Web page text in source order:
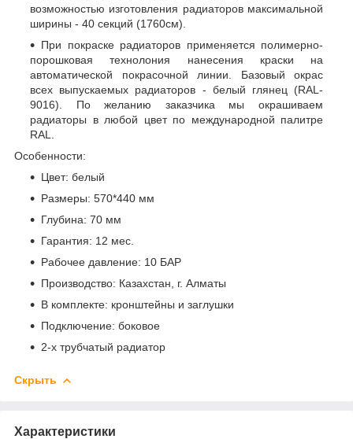
возможностью изготовления радиаторов максимальной
ширины - 40 секций (1760см).
При покраске радиаторов применяется полимерно-
порошковая технолония нанесения краски на
автоматической покрасочной линии. Базовый окрас
всех выпускаемых радиаторов - белый глянец (RAL-
9016). По желанию заказчика мы окрашиваем
радиаторы в любой цвет по международной палитре
RAL.
Особенности:
Цвет: белый
Размеры: 570*440 мм
Глубина: 70 мм
Гарантия: 12 мес.
Рабочее давление: 10 БАР
Производство: Казахстан, г. Алматы
В комплекте: кронштейны и заглушки
Подключение: боковое
2-х трубчатый радиатор
Скрыть
Характеристики